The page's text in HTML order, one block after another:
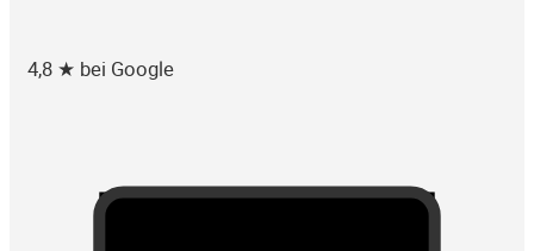
4,8 ★ bei Google